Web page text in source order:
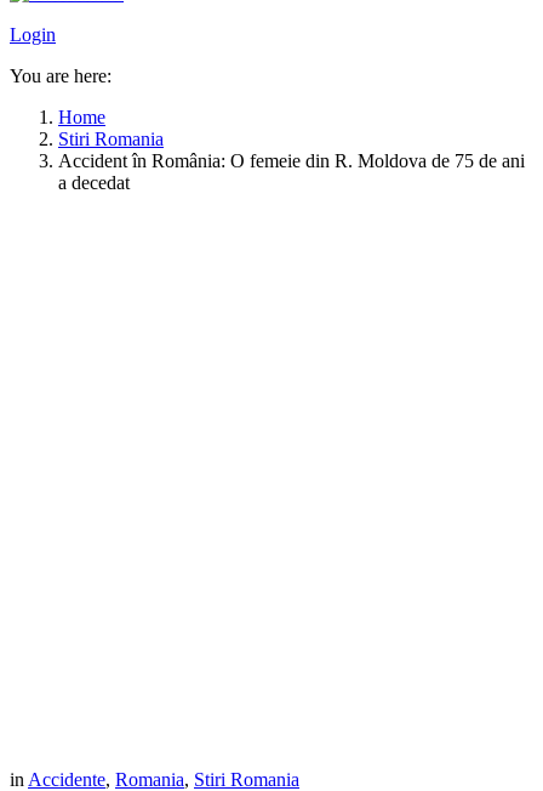
Login
You are here:
Home
Stiri Romania
Accident în România: O femeie din R. Moldova de 75 de ani
a decedat
in Accidente, Romania, Stiri Romania